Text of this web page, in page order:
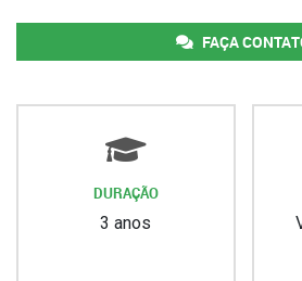
FAÇA
DURAÇÃO
3 anos